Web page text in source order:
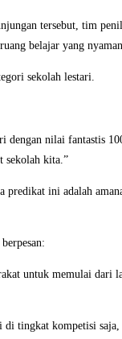
tersebut, tim
belajar yang
sekolah lestari.
nilai fantastis
sekolah kita.”
predikat ini adalah
untuk memulai dari
di tingkat kompetisi